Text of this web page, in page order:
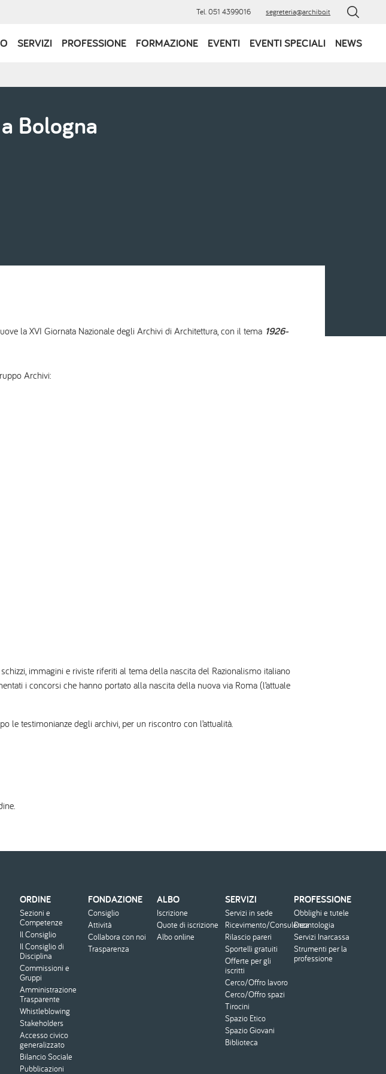
Tel. 051 4399016 segreteria@archibo.it
SERVIZI PROFESSIONE FORMAZIONE EVENTI EVENTI SPECIALI NEWS
Bologna
la XVI Giornata Nazionale degli Archivi di Architettura, con il tema 1926-
Archivi:
immagini e riviste riferiti al tema della nascita del Razionalismo italiano
i concorsi che hanno portato alla nascita della nuova via Roma (l’attuale
le testimonianze degli archivi, per un riscontro con l’attualità.
Menu
footer
ORDINE
Sezioni e
Competenze
Il Consiglio
Il Consiglio di
Disciplina
Commissioni e
Gruppi
Amministrazione
Trasparente
Whistleblowing
Stakeholders
Accesso civico
generalizzato
Bilancio Sociale
Pubblicazioni
FONDAZIONE
Consiglio
Attività
Collabora con noi
Trasparenza
ALBO
Iscrizione
Quote di iscrizione
Albo online
SERVIZI
Servizi in sede
Ricevimento/Consulenza
Rilascio pareri
Sportelli gratuiti
Offerte per gli
iscritti
Cerco/Offro lavoro
Cerco/Offro spazi
Tirocini
Spazio Etico
Spazio Giovani
Biblioteca
PROFESSIONE
Obblighi e tutele
Deontologia
Servizi Inarcassa
Strumenti per la
professione